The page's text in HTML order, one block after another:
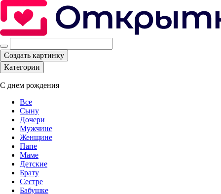
Создать картинку
Категории
С днем рождения
Все
Сыну
Дочери
Мужчине
Женщине
Папе
Маме
Детские
Брату
Сестре
Бабушке